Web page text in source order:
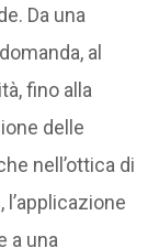
Da una
al
fino alla
delle
nell’ottica di
a una